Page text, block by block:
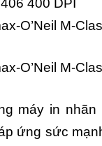
400 DPI
O’Neil M-
O’Neil M-
máy in
ứng sức